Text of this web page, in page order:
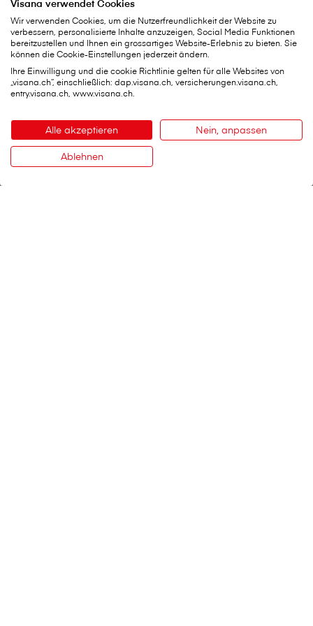
Visana verwendet Cookies
Wir verwenden Cookies, um die Nutzerfreundlichkeit der Website zu
verbessern, personalisierte Inhalte anzuzeigen, Social Media Funktionen
bereitzustellen und Ihnen ein grossartiges Website-Erlebnis zu bieten. Sie
können die Cookie-Einstellungen jederzeit ändern.
Ihre Einwilligung und die cookie Richtlinie gelten für alle Websites von
„visana.ch“, einschließlich: dap.visana.ch, versicherungen.visana.ch,
entry.visana.ch, www.visana.ch.
Alle akzeptieren
Nein, anpassen
Ablehnen